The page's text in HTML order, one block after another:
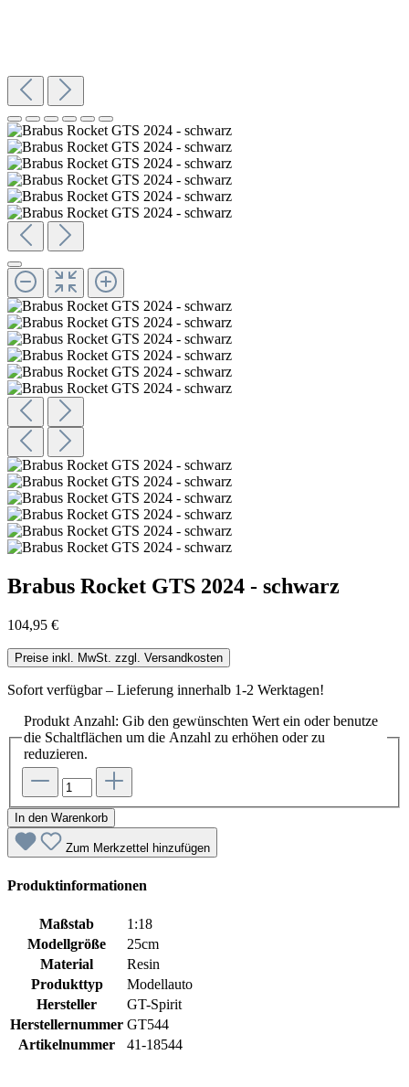
Brabus Rocket GTS 2024 - schwarz
104,95 €
Preise inkl. MwSt. zzgl. Versandkosten
Sofort verfügbar – Lieferung innerhalb 1-2 Werktagen!
Produkt Anzahl: Gib den gewünschten Wert ein oder benutze
die Schaltflächen um die Anzahl zu erhöhen oder zu
reduzieren.
In den Warenkorb
Zum Merkzettel hinzufügen
Produktinformationen
Maßstab
1:18
Modellgröße
25cm
Material
Resin
Produkttyp
Modellauto
Hersteller
GT-Spirit
Herstellernummer GT544
Artikelnummer
41-18544